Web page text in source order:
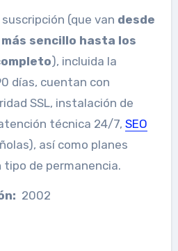
(que van desde
sencillo hasta los
), incluida la
días, cuentan con
SSL, instalación de
técnica 24/7, SEO
así como planes
de permanencia.
2002